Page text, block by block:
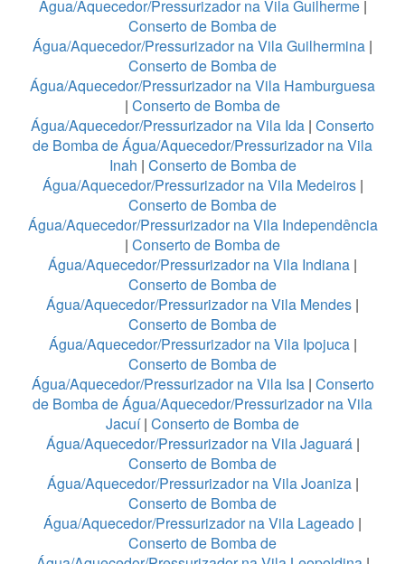
Água/Aquecedor/Pressurizador na Vila Guilherme|
Conserto de Bomba de
Água/Aquecedor/Pressurizador na Vila Guilhermina |
Conserto de Bomba de
Água/Aquecedor/Pressurizador na Vila Hamburguesa
| Conserto de Bomba de
Água/Aquecedor/Pressurizador na Vila Ida | Conserto
de Bomba de Água/Aquecedor/Pressurizador na Vila
Inah | Conserto de Bomba de
Água/Aquecedor/Pressurizador na Vila Medeiros|
Conserto de Bomba de
Água/Aquecedor/Pressurizador na Vila Independência
| Conserto de Bomba de
Água/Aquecedor/Pressurizador na Vila Indiana |
Conserto de Bomba de
Água/Aquecedor/Pressurizador na Vila Mendes |
Conserto de Bomba de
Água/Aquecedor/Pressurizador na Vila Ipojuca|
Conserto de Bomba de
Água/Aquecedor/Pressurizador na Vila Isa| Conserto
de Bomba de Água/Aquecedor/Pressurizador na Vila
Jacuí| Conserto de Bomba de
Água/Aquecedor/Pressurizador na Vila Jaguará|
Conserto de Bomba de
Água/Aquecedor/Pressurizador na Vila Joaniza|
Conserto de Bomba de
Água/Aquecedor/Pressurizador na Vila Lageado |
Conserto de Bomba de